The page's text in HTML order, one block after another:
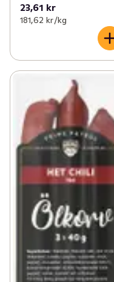
23,61 kr
181,62 kr /kg